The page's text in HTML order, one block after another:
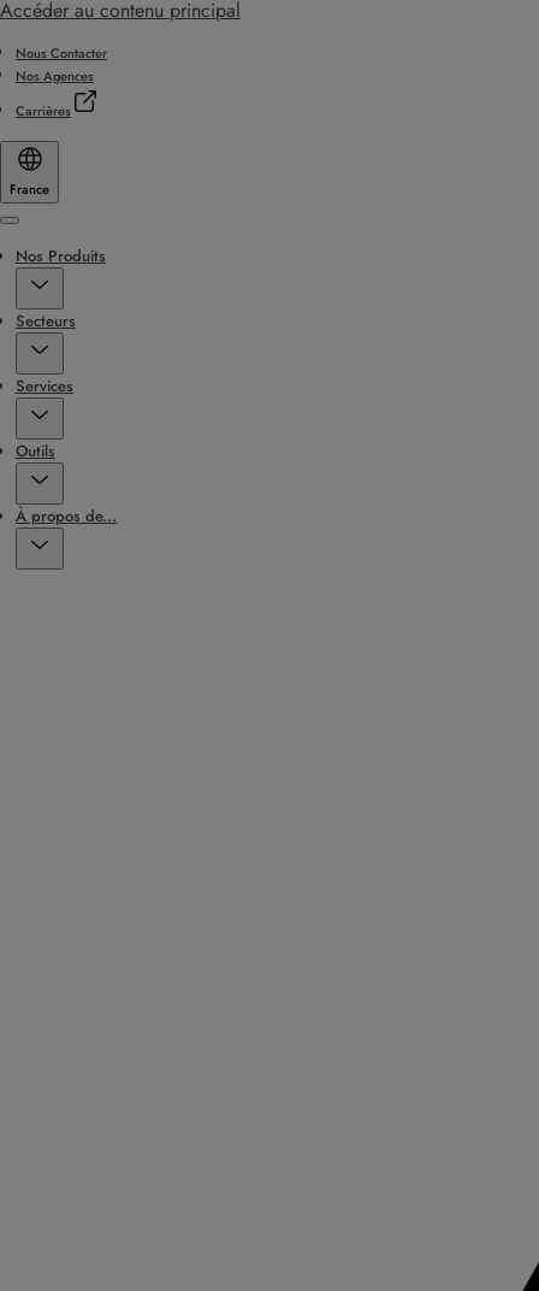
Accéder au contenu principal
Nous Contacter
Nos Agences
Carrières
France
Menu
Nos Produits
Secteurs
Services
Outils
À propos de...